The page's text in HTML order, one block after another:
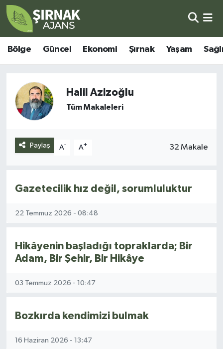
Bölge Güncel Ekonomi Şırnak Yaşam
Halil Azizoğlu
Tüm Makaleleri
Paylaş A- A+ 32 Makale
Gazetecilik hız değil, sorumluluktur
22 Temmuz 2026 - 08:48
Hikâyenin başladığı topraklarda; Bir
Adam, Bir Şehir, Bir Hikâye
03 Temmuz 2026 - 10:47
Bozkırda kendimizi bulmak
16 Haziran 2026 - 13:47
Bölge
Güncel
Ekonomi
Şırnak
Yaşam
Eğitim
Kültür - Sanat
Siyaset
Yazarlar
Şırnak Nöbetçi Eczaneler
Şırnak Hava Durumu
Şirnak Namaz Vakitleri
Şırnak Trafik Yoğunluk Haritası
Süper Lig Puan Durumu ve Fikstür
Son Dakika Haberleri
Haber Arşivi